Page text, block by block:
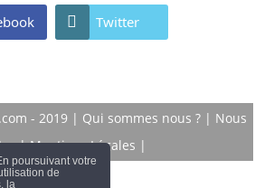
poursuivant votre
de
la
 Twitter
- 2019 | Qui sommes nous ? | Nous
|Mentions Légales |